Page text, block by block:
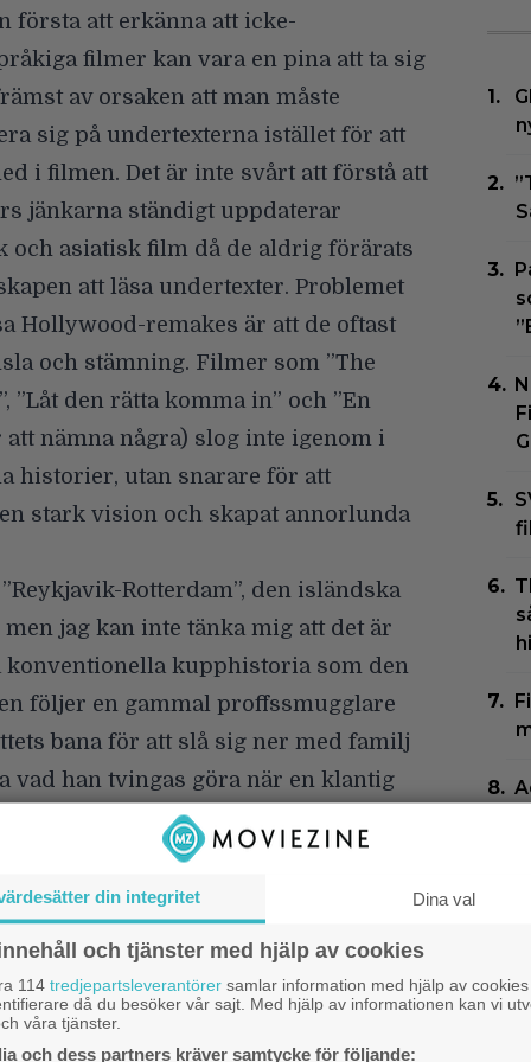
första att erkänna att icke-
filmer kan vara en pina att ta sig
av orsaken att man måste
sig på undertexterna istället för att
i filmen. Det är inte svårt att förstå att
jänkarna ständigt uppdaterar
och asiatisk film då de aldrig förärats
att läsa undertexter. Problemet
Hollywood-remakes är att de oftast
och stämning. Filmer som ”The
”Låt den rätta komma in” och ”En
nämna några) slog inte igenom i
historier, utan snarare för att
stark vision och skapat annorlunda
”Reykjavik-Rotterdam”, den isländska
jag kan inte tänka mig att det är
konventionella kupphistoria som den
följer en gammal proffssmugglare
bana för att slå sig ner med familj
vad han tvingas göra när en klantig
aktiviteter, sumpar ett smuggeljobb
(en överspelande, nerpimpad
smuggling utföras innan Wahlbergs
skyhöga när man ser en actionfilm
erkänna att jag blev smått positivt
filmen som trots allt har en del
din integritet Dina val
och tjänster med hjälp av cookies
114 tredjepartsleverantörer samlar information med hjälp av cookies
då du besöker vår sajt. Med hjälp av informationen kan vi
våra tjänster.
och dess partners kräver samtycke för följande: